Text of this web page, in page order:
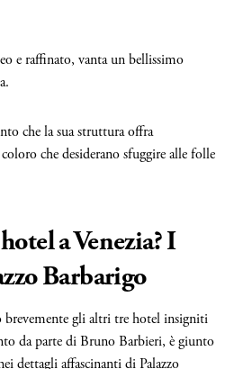
e raffinato, vanta un bellissimo
che la sua struttura offra
che desiderano sfuggire alle folle
a Venezia? I
Barbarigo
brevemente gli altri tre hotel insigniti
da parte di Bruno Barbieri, è giunto
dettagli affascinanti di Palazzo